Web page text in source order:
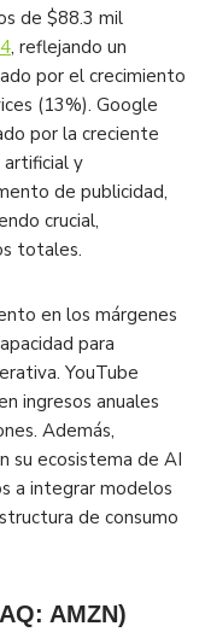
de $88.3 mil
, reflejando un
por el crecimiento
(13%). Google
por la creciente
artificial y
de publicidad,
crucial,
totales​.
en los márgenes
para
YouTube
ingresos anuales
Además,
su ecosistema de AI
a integrar modelos
de consumo
AMZN)